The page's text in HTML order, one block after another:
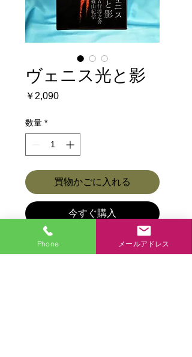
ヴェニス光と影
￥2,090価
数量 *
買物かごに入れる
今すぐ購入
商品各種ページに戻る
Phone メールアドレス